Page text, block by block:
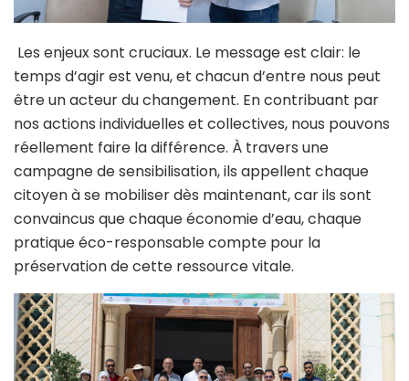
Les enjeux sont cruciaux. Le message est clair: le
temps d’agir est venu, et chacun d’entre nous peut
être un acteur du changement. En contribuant par
nos actions individuelles et collectives, nous pouvons
réellement faire la différence. À travers une
campagne de sensibilisation, ils appellent chaque
citoyen à se mobiliser dès maintenant, car ils sont
convaincus que chaque économie d’eau, chaque
pratique éco-responsable compte pour la
préservation de cette ressource vitale.